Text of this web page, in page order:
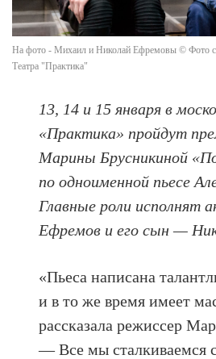
На фото - Михаил и Николай Ефремовы © Фото с
Театра "Практика"
13, 14 и 15 января в
«Практика» пройдут
Марины Брусникиной
по одноименной пьесе
Главные роли исполнят
Ефремов и его сын —
«Пьеса написана
и в то же время имеет
рассказала режиссер
— Все мы сталкиваемся